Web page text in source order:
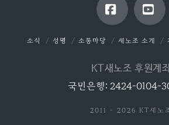
Facebook
소식 성명 소통마당 새노조 소개
KT새노조 후원계
국민은행: 2424-0104-
2011 - 2026 KT새노